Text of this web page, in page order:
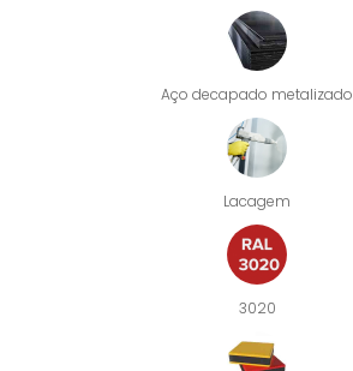
Aço decapado metalizado
Lacagem
3020